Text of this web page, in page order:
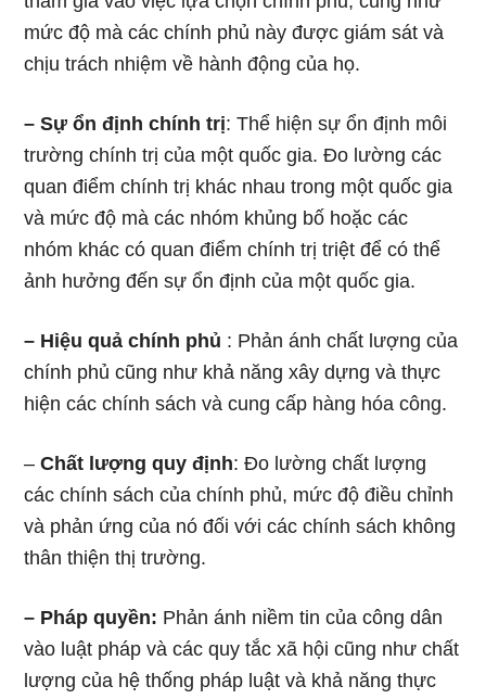
mức độ mà các chính phủ này được giám sát và
chịu trách nhiệm về hành động của họ.
– Sự ổn định chính trị: Thể hiện sự ổn định môi
trường chính trị của một quốc gia. Đo lường các
quan điểm chính trị khác nhau trong một quốc gia
và mức độ mà các nhóm khủng bố hoặc các
nhóm khác có quan điểm chính trị triệt để có thể
ảnh hưởng đến sự ổn định của một quốc gia.
– Hiệu quả chính phủ : Phản ánh chất lượng của
chính phủ cũng như khả năng xây dựng và thực
hiện các chính sách và cung cấp hàng hóa công.
– Chất lượng quy định: Đo lường chất lượng
các chính sách của chính phủ, mức độ điều chỉnh
và phản ứng của nó đối với các chính sách không
thân thiện thị trường.
– Pháp quyền: Phản ánh niềm tin của công dân
vào luật pháp và các quy tắc xã hội cũng như chất
lượng của hệ thống pháp luật và khả năng thực